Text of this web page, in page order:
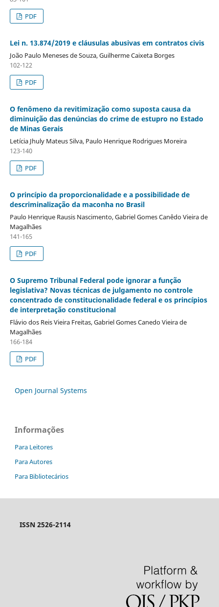
PDF
Lei n. 13.874/2019 e cláusulas abusivas em contratos civis
João Paulo Meneses de Souza, Guilherme Caixeta Borges
102-122
PDF
O fenômeno da revitimização como suposta causa da
diminuição das denúncias do crime de estupro no Estado
de Minas Gerais
Letícia Jhuly Mateus Silva, Paulo Henrique Rodrigues Moreira
123-140
PDF
O princípio da proporcionalidade e a possibilidade de
descriminalização da maconha no Brasil
Paulo Henrique Rausis Nascimento, Gabriel Gomes Canêdo Vieira de
Magalhães
141-165
PDF
O Supremo Tribunal Federal pode ignorar a função
legislativa? Novas técnicas de julgamento no controle
concentrado de constitucionalidade federal e os princípios
de interpretação constitucional
Flávio dos Reis Vieira Freitas, Gabriel Gomes Canedo Vieira de
Magalhães
166-184
PDF
Open Journal Systems
Informações
Para Leitores
Para Autores
Para Bibliotecários
ISSN 2526-2114